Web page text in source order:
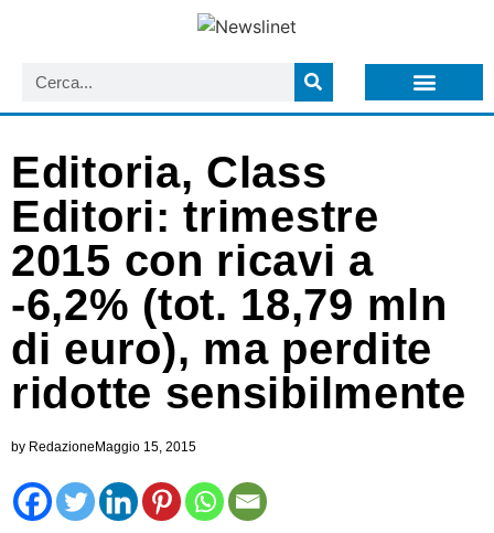
Editoria, Class
Editori: trimestre
2015 con ricavi a
-6,2% (tot. 18,79 mln
di euro), ma perdite
ridotte sensibilmente
by RedazioneMaggio 15, 2015